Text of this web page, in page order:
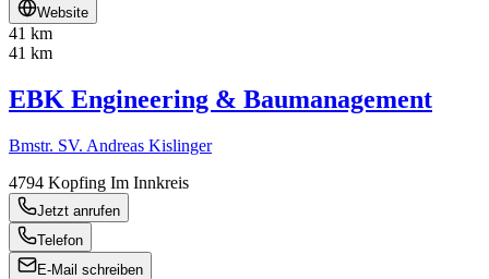
Website
41 km
41 km
EBK Engineering & Baumanagement
Bmstr. SV. Andreas Kislinger
4794 Kopfing Im Innkreis
Jetzt anrufen
Telefon
E-Mail schreiben